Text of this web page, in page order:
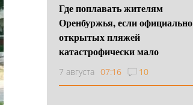
Где поплавать жителям
Оренбуржья, если официально
открытых пляжей
катастрофически мало
7 августа 07:16 10